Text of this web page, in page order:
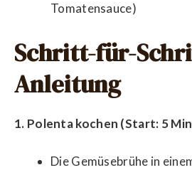
Tomatensauce)
Schritt-für-
Anleitung
1. Polenta kochen (Start: 5
Die Gemüsebrühe in